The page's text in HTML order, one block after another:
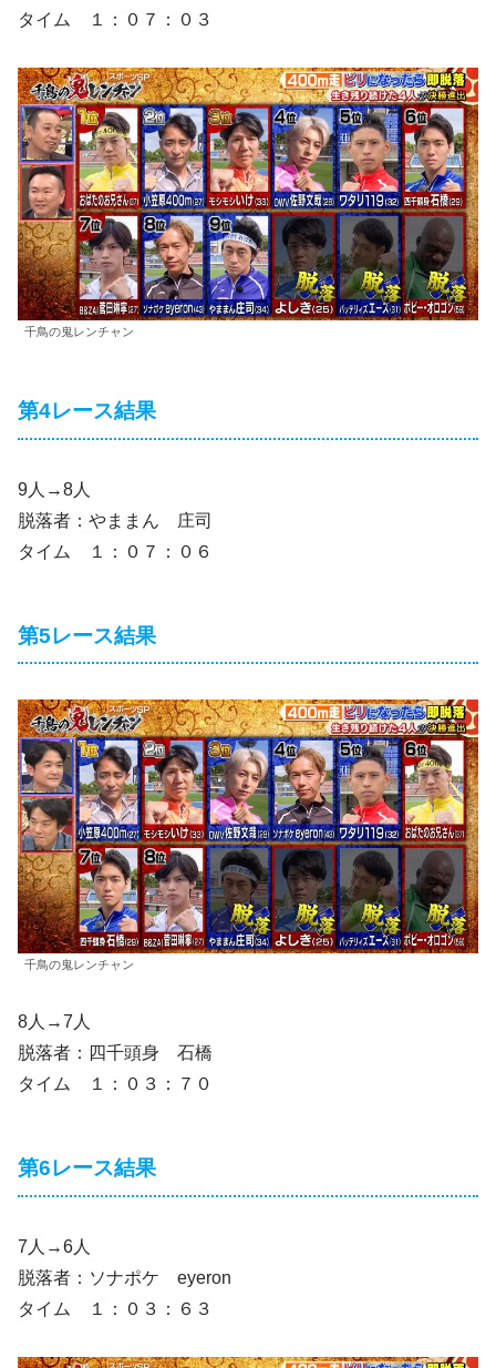
タイム １：０７：０３
千鳥の鬼レンチャン
第4レース結果
9人→8人
脱落者：やままん 庄司
タイム １：０７：０６
第5レース結果
千鳥の鬼レンチャン
8人→7人
脱落者：四千頭身 石橋
タイム １：０３：７０
第6レース結果
7人→6人
脱落者：ソナポケ eyeron
タイム １：０３：６３